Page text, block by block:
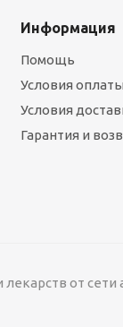
Информация
Помощь
Условия оплаты
Условия
Гарантия и
лекарств от